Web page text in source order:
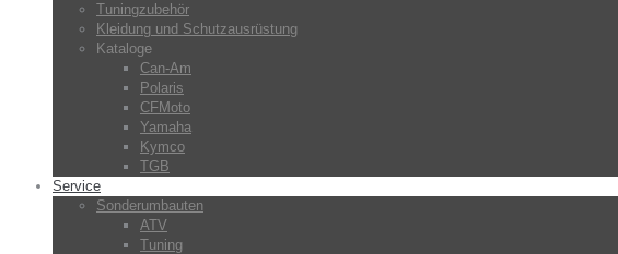
Tuningzubehör
Kleidung und Schutzausrüstung
Kataloge
Can-Am
Polaris
CFMoto
Yamaha
Kymco
TGB
Service
Sonderumbauten
ATV
Tuning